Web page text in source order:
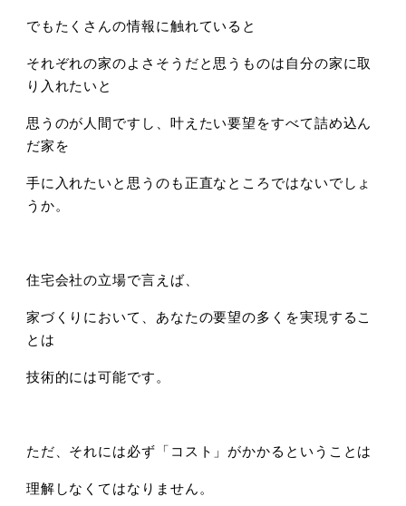
でもたくさんの情報に触れていると
それぞれの家のよさそうだと思うものは自分の家に取
り入れたいと
思うのが人間ですし、叶えたい要望をすべて詰め込ん
だ家を
手に入れたいと思うのも正直なところではないでしょ
うか。
住宅会社の立場で言えば、
家づくりにおいて、あなたの要望の多くを実現するこ
とは
技術的には可能です。
ただ、それには必ず「コスト」がかかるということは
理解しなくてはなりません。